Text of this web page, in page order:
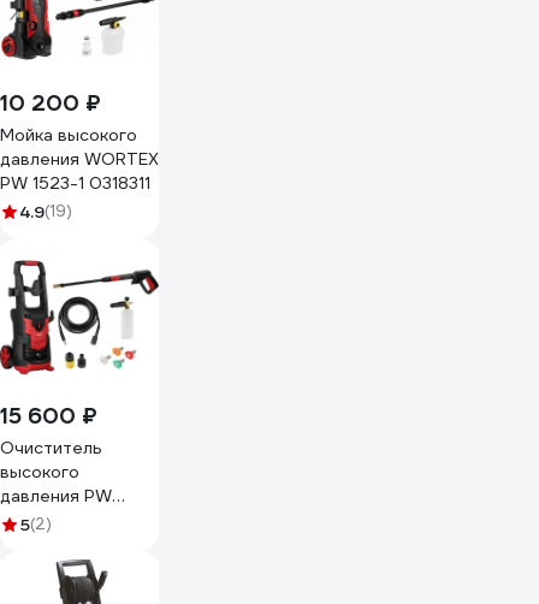
10 200 ₽
Мойка высокого
давления WORTEX
PW 1523-1 0318311
4.9(19)
15 600 ₽
Очиститель
высокого
давления PW
1620-2 2.10 кВт,
(2335115) WORTEX
ЦИ-0007913696
5(2)